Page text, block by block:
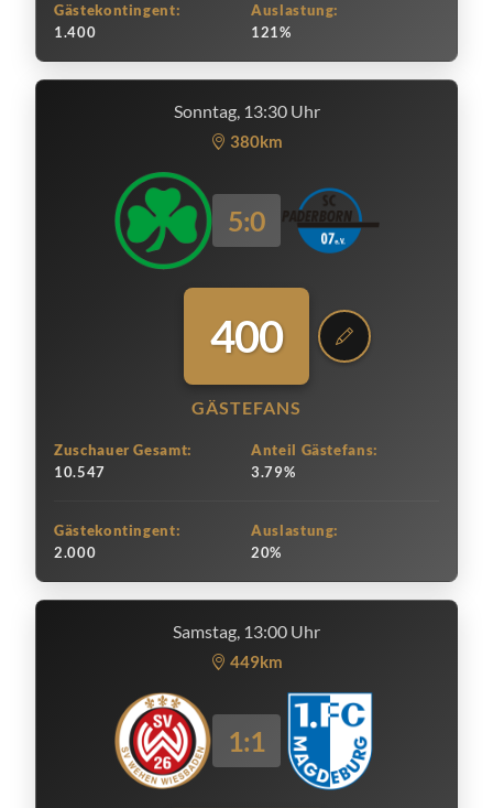
Gästekontingent:
1.400
Auslastung:
121%
Sonntag, 13:30 Uhr
380km
5:0
400
GÄSTEFANS
Zuschauer Gesamt:
10.547
Anteil Gästefans:
3.79%
Gästekontingent:
2.000
Auslastung:
20%
Samstag, 13:00 Uhr
449km
1:1